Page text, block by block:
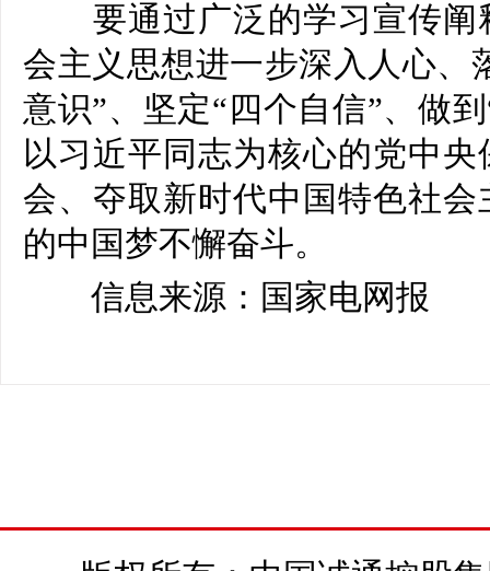
要通过广泛的学习宣传阐
会主义思想进一步深入人心、
意识”、坚定“四个自信”、做
以习近平同志为核心的党中
会、夺取新时代中国特色社
的中国梦不懈奋斗。
信息来源：国家电网报